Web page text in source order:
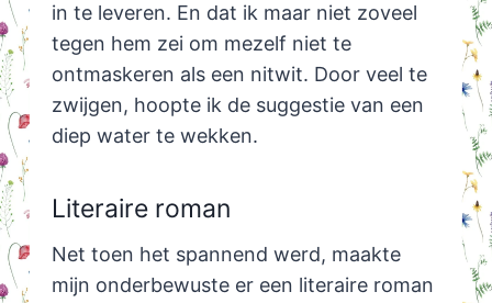
in te leveren. En dat ik maar niet zoveel
tegen hem zei om mezelf niet te
ontmaskeren als een nitwit. Door veel te
zwijgen, hoopte ik de suggestie van een
diep water te wekken.
Literaire roman
Net toen het spannend werd, maakte
mijn onderbewuste er een literaire roman